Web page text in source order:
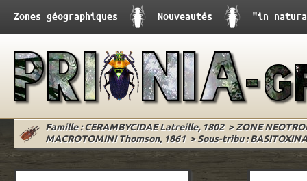
Zones géographiques Nouveautés "in
Famille : CERAMBYCIDAE Latreille, 1802>ZONE
MACROTOMINI Thomson, 1861>Sous-tribu :